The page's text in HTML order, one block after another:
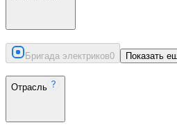
Бригада электриков0 Показать
Отрасль